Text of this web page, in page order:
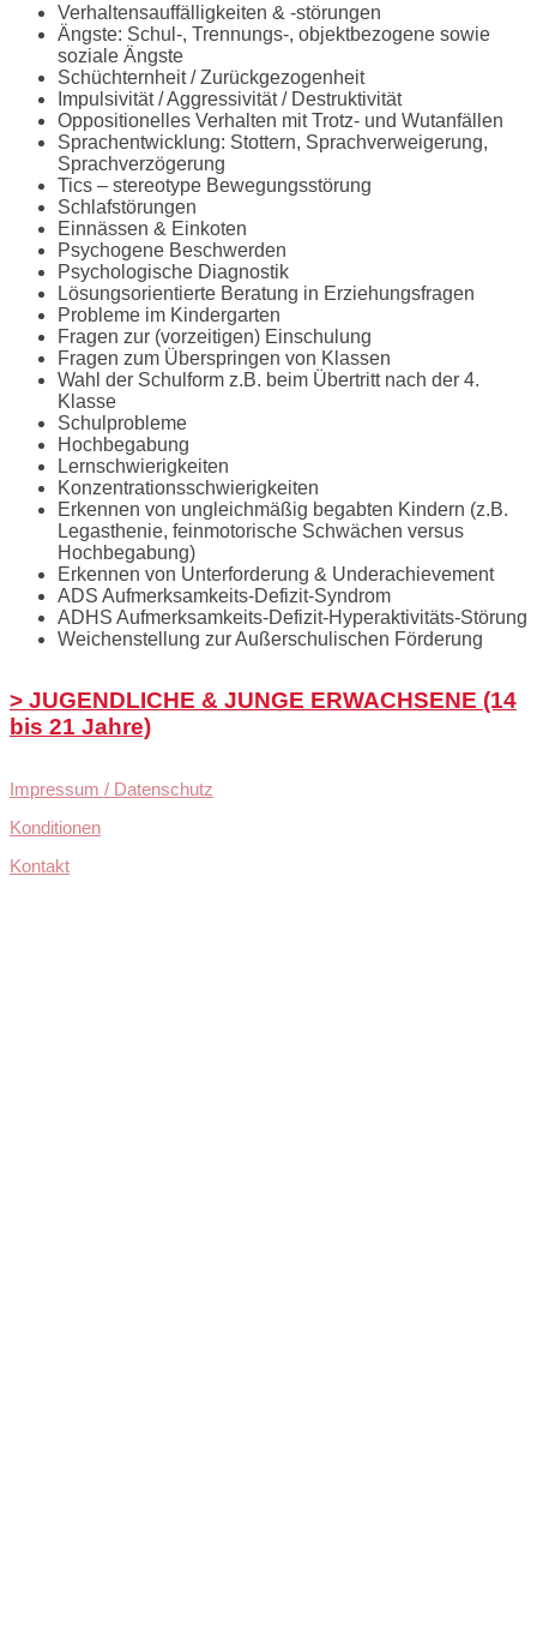
Verhaltensauffälligkeiten & -störungen
Ängste: Schul-, Trennungs-, objektbezogene sowie
soziale Ängste
Schüchternheit / Zurückgezogenheit
Impulsivität / Aggressivität / Destruktivität
Oppositionelles Verhalten mit Trotz- und Wutanfällen
Sprachentwicklung: Stottern, Sprachverweigerung,
Sprachverzögerung
Tics – stereotype Bewegungsstörung
Schlafstörungen
Einnässen & Einkoten
Psychogene Beschwerden
Psychologische Diagnostik
Lösungsorientierte Beratung in Erziehungsfragen
Probleme im Kindergarten
Fragen zur (vorzeitigen) Einschulung
Fragen zum Überspringen von Klassen
Wahl der Schulform z.B. beim Übertritt nach der 4.
Klasse
Schulprobleme
Hochbegabung
Lernschwierigkeiten
Konzentrationsschwierigkeiten
Erkennen von ungleichmäßig begabten Kindern (z.B.
Legasthenie, feinmotorische Schwächen versus
Hochbegabung)
Erkennen von Unterforderung & Underachievement
ADS Aufmerksamkeits-Defizit-Syndrom
ADHS Aufmerksamkeits-Defizit-Hyperaktivitäts-Störung
Weichenstellung zur Außerschulischen Förderung
> JUGENDLICHE & JUNGE ERWACHSENE (14
bis 21 Jahre)
Impressum / Datenschutz
Konditionen
Kontakt